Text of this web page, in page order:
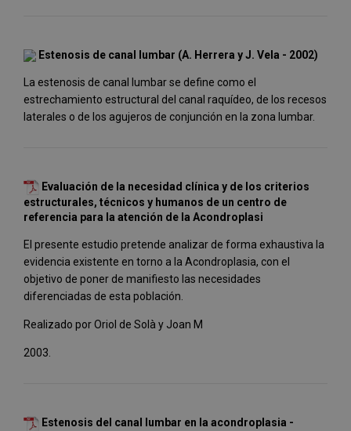
Estenosis de canal lumbar (A. Herrera y J. Vela - 2002)
La estenosis de canal lumbar se define como el
estrechamiento estructural del canal raquídeo, de los recesos
laterales o de los agujeros de conjunción en la zona lumbar.
Evaluación de la necesidad clínica y de los criterios
estructurales, técnicos y humanos de un centro de
referencia para la atención de la Acondroplasi
El presente estudio pretende analizar de forma exhaustiva la
evidencia existente en torno a la Acondroplasia, con el
objetivo de poner de manifiesto las necesidades
diferenciadas de esta población.
Realizado por Oriol de Solà y Joan M
2003.
Estenosis del canal lumbar en la acondroplasia -